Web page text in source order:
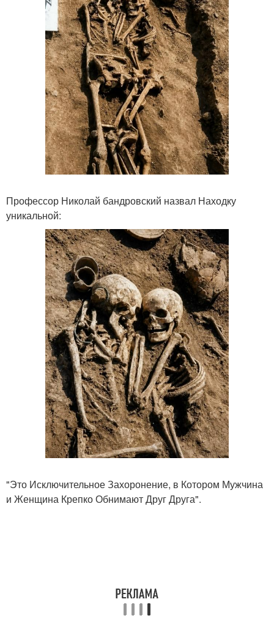
Профессор Николай бандровский назвал Находку
уникальной:
"Это Исключительное Захоронение, в Котором Мужчина
и Женщина Крепко Обнимают Друг Друга".